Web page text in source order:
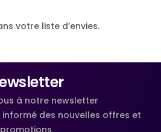
votre liste d’envies.
à notre newsletter
des nouvelles offres et
promotions